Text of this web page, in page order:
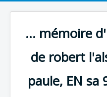
... mémoire
de robert
paule, EN sa